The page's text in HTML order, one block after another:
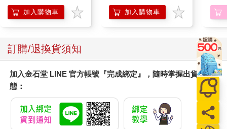
SIREN 黑色限定
加入購物車 加入購物車
訂購/退換貨須知
加入金石堂 LINE 官方帳號『完成綁定』，隨時掌握出貨動
態：